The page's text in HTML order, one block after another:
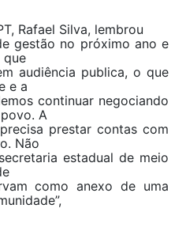
Rafael Silva, lembrou
gestão no próximo ano e
que
audiência publica, o que
e a
continuar negociando
A
prestar contas com
Não
estadual de meio
como anexo de uma